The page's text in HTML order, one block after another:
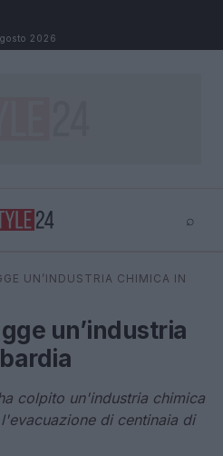
2026
⌕
⌕
UN’INDUSTRIA CHIMICA IN
un’industria
colpito un'industria chimica
di centinaia di